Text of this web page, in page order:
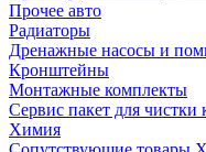
Прочее авто
Радиаторы
Дренажные насосы и
Кронштейны
Монтажные комплекты
Сервис пакет для чистки
Химия